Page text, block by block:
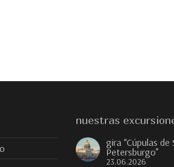
nuestras
gira “Cúpulas de
Petersburgo”
23.06.2026